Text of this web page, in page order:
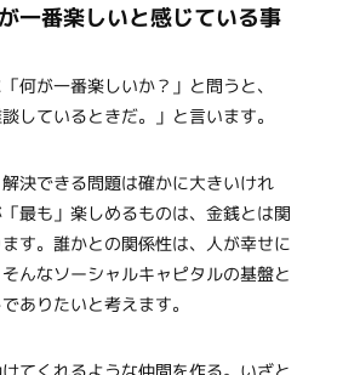
一番楽しいと感じている事
何が一番楽しいか？」と問うと、
しているときだ。」と言います。
決できる問題は確かに大きいけれ
最も」楽しめるものは、金銭とは関
す。誰かとの関係性は、人が幸せに
んなソーシャルキャピタルの基盤と
ありたいと考えます。